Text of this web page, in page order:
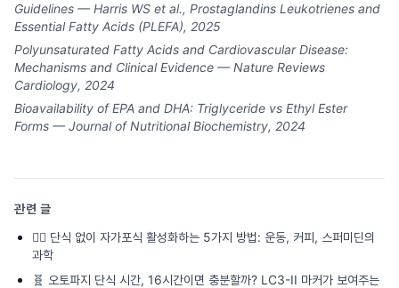
Guidelines — Harris WS et al., Prostaglandins Leukotrienes and
Essential Fatty Acids (PLEFA), 2025
Polyunsaturated Fatty Acids and Cardiovascular Disease:
Mechanisms and Clinical Evidence — Nature Reviews
Cardiology, 2024
Bioavailability of EPA and DHA: Triglyceride vs Ethyl Ester
Forms — Journal of Nutritional Biochemistry, 2024
관련 글
🏃‍♂️ 단식 없이 자가포식 활성화하는 5가지 방법: 운동, 커피, 스퍼미딘의
과학
🧬 오토파지 단식 시간, 16시간이면 충분할까? LC3-II 마커가 보여주는